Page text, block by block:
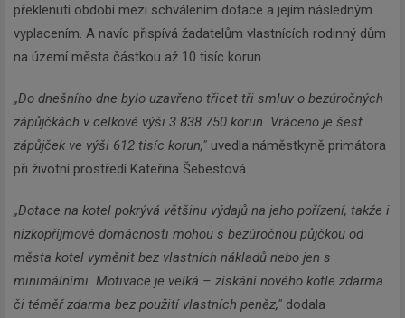
překlenutí období mezi schválením dotace a jejím následným
vyplacením. A navíc přispívá žadatelům vlastnících rodinný dům
na území města částkou až 10 tisíc korun.
„Do dnešního dne bylo uzavřeno třicet tři smluv o bezúročných
zápůjčkách v celkové výši 3 838 750 korun. Vráceno je šest
zápůjček ve výši 612 tisíc korun," uvedla náměstkyně primátora
při životní prostředí Kateřina Šebestová.
„Dotace na kotel pokrývá většinu výdajů na jeho pořízení, takže i
nízkopříjmové domácnosti mohou s bezúročnou půjčkou od
města kotel vyměnit bez vlastních nákladů nebo jen s
minimálními. Motivace je velká – získání nového kotle zdarma
či téměř zdarma bez použití vlastních peněz," dodala